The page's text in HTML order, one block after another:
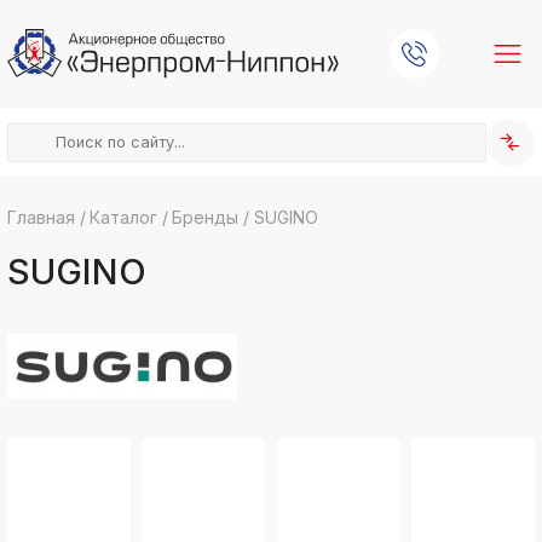
ksldkfjsdlfkjsls;ldfkgjsdl;kfkфыва
k
ksldkfjsdlfkjsls;ldfkgjsdl;kfkфыва
Главная / Каталог / Бренды / SUGINO
SUGINO